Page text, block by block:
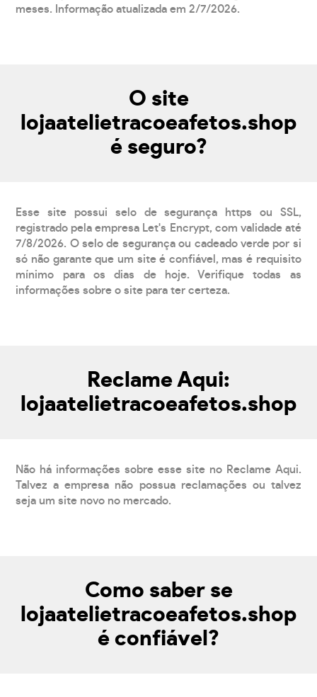
meses. Informação atualizada em 2/7/2026.
O site
lojaatelietracoeafetos.shop
é seguro?
Esse site possui selo de segurança https ou SSL,
registrado pela empresa Let's Encrypt, com validade até
7/8/2026. O selo de segurança ou cadeado verde por si
só não garante que um site é confiável, mas é requisito
mínimo para os dias de hoje. Verifique todas as
informações sobre o site para ter certeza.
Reclame Aqui:
lojaatelietracoeafetos.shop
Não há informações sobre esse site no Reclame Aqui.
Talvez a empresa não possua reclamações ou talvez
seja um site novo no mercado.
Como saber se
lojaatelietracoeafetos.shop
é confiável?